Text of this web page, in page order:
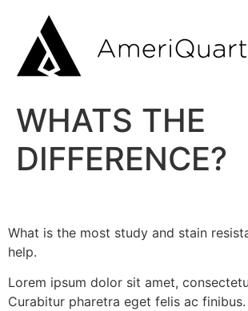
WHATS THE
DIFFERENCE?
What is the most study and stain
help.
Lorem ipsum dolor sit amet,
Curabitur pharetra eget felis ac finibus.